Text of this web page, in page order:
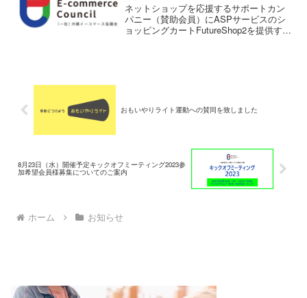
ネットショップを応援するサポートカン
パニー（賛助会員）にASPサービスのシ
ョッピングカートFutureShop2を提供する
おもいやりライト運動への賛同を致しました
8月23日（水）開催予定キックオフミーティング2023参
加希望会員様募集についてのご案内
ホーム お知らせ